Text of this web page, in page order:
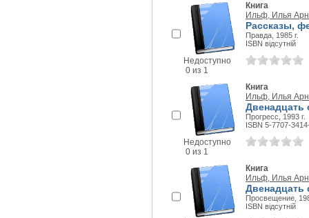
Недоступно
0 из 1
Книга
Ильф, Илья
Рассказы,
Правда, 1985 г.
ISBN відсутній
Недоступно
0 из 1
Книга
Ильф, Илья
Двенадцать
Прогресс, 1993 г.
ISBN 5-7707-
Книга
Ильф, Илья
Двенадцать
Просвещение,
ISBN відсутній